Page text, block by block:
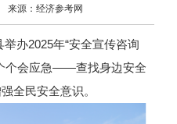
来源：经济参考网
办2025年“安全宣传咨询
个会应急——查找身边安全
全民安全意识。